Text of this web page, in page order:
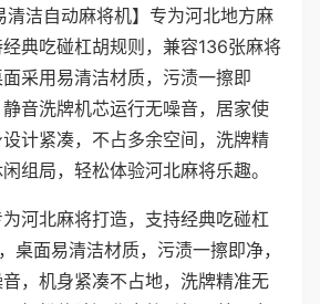
清洁自动麻将机】专为河北地方麻
典吃碰杠胡规则，兼容136张麻将
采用易清洁材质，污渍一擦即
音洗牌机芯运行无噪音，居家使
计紧凑，不占多余空间，洗牌精
组局，轻松体验河北麻将乐趣。
河北麻将打造，支持经典吃碰杠
桌面易清洁材质，污渍一擦即净，
，机身紧凑不占地，洗牌精准无